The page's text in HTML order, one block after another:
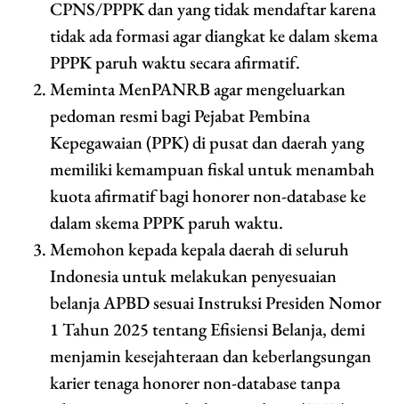
CPNS/PPPK dan yang tidak mendaftar karena
tidak ada formasi agar diangkat ke dalam skema
PPPK paruh waktu secara afirmatif.
Meminta MenPANRB agar mengeluarkan
pedoman resmi bagi Pejabat Pembina
Kepegawaian (PPK) di pusat dan daerah yang
memiliki kemampuan fiskal untuk menambah
kuota afirmatif bagi honorer non-database ke
dalam skema PPPK paruh waktu.
Memohon kepada kepala daerah di seluruh
Indonesia untuk melakukan penyesuaian
belanja APBD sesuai Instruksi Presiden Nomor
1 Tahun 2025 tentang Efisiensi Belanja, demi
menjamin kesejahteraan dan keberlangsungan
karier tenaga honorer non-database tanpa